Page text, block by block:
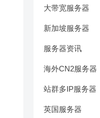
大带宽服务器
新加坡服务器
服务器资讯
海外CN2服务器
站群多IP服务器
英国服务器